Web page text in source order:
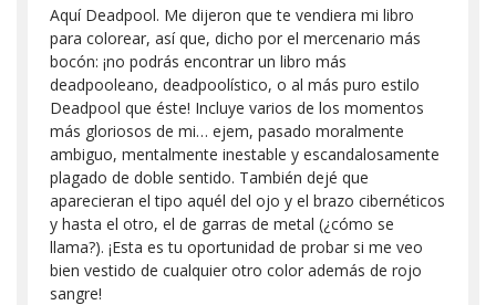
Aquí Deadpool. Me dijeron que te vendiera mi libro
para colorear, así que, dicho por el mercenario más
bocón: ¡no podrás encontrar un libro más
deadpooleano, deadpoolístico, o al más puro estilo
Deadpool que éste! Incluye varios de los momentos
más gloriosos de mi… ejem, pasado moralmente
ambiguo, mentalmente inestable y escandalosamente
plagado de doble sentido. También dejé que
aparecieran el tipo aquél del ojo y el brazo cibernéticos
y hasta el otro, el de garras de metal (¿cómo se
llama?). ¡Esta es tu oportunidad de probar si me veo
bien vestido de cualquier otro color además de rojo
sangre!